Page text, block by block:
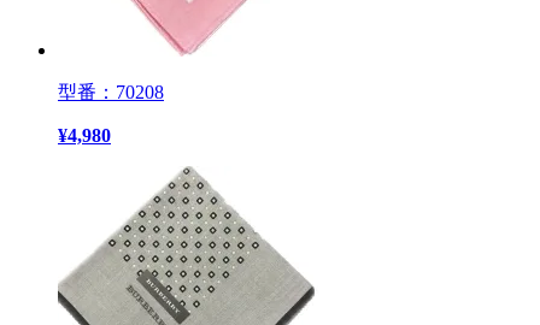
型番：70208
¥4,980